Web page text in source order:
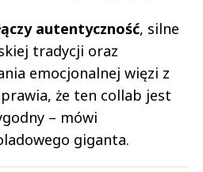
autentyczność, silne
tradycji oraz
emocjonalnej więzi z
że ten collab jest
– mówi
giganta.